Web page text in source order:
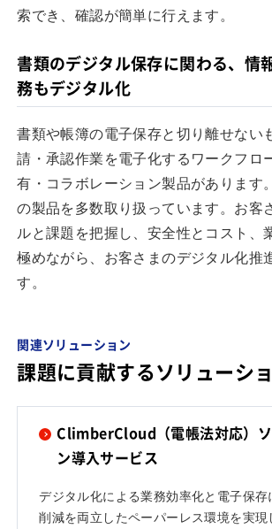
索でき、確認が簡単に行えます。
書類のデジタル保存に関わる、情
務もデジタル化
書類や帳簿の電子保存と切り離せない
請・承認作業を電子化するワークフロ
有・コラボレーション製品があります
の製品を多数取り扱っています。お客
ルと課題を把握し、安全性とコスト、
極めながら、お客さまのデジタル化推
す。
関連ソリューション
課題に貢献するソリューシ
ClimberCloud（電帳法対応）ソ
ン導入サービス
デジタル化による業務効率化と電子保存
削減を両立したペーパーレス環境を実現